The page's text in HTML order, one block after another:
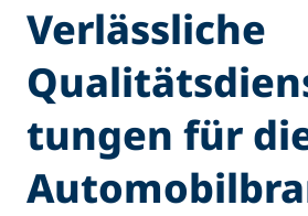
Verlässliche
tungen für